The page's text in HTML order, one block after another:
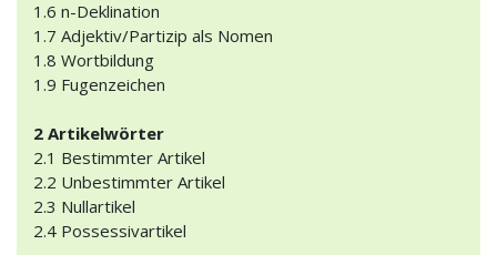
1.6 n-Deklination
1.7 Adjektiv/Partizip als Nomen
1.8 Wortbildung
1.9 Fugenzeichen
2 Artikelwörter
2.1 Bestimmter Artikel
2.2 Unbestimmter Artikel
2.3 Nullartikel
2.4 Possessivartikel